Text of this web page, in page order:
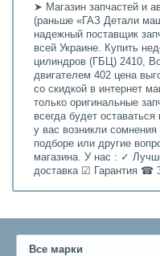
➤ Магазин запчастей и
(раньше «ГАЗ Детали
надежный поставщик
всей Украине. Купить
цилиндров (ГБЦ) 2410,
двигателем 402 цена
со скидкой в интернет
только оригинальные
всегда будет
у вас возникли
подборе или другие
магазина. У нас : ✓
доставка ☑ Гарантия ☎
Все марки